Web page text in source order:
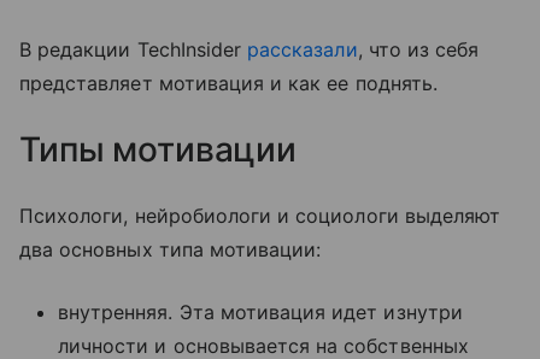
В редакции TechInsider рассказали, что из себя
представляет мотивация и как ее поднять.
Типы мотивации
Психологи, нейробиологи и социологи выделяют
два основных типа мотивации:
внутренняя. Эта мотивация идет изнутри
личности и основывается на собственных